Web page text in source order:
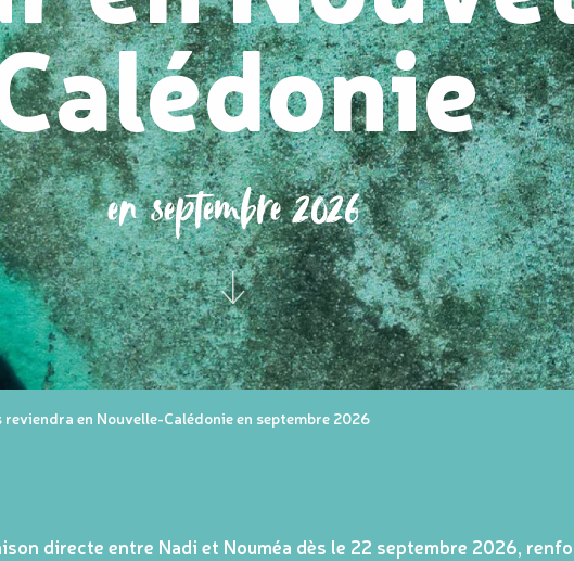
en septembre 2026
en Nouvelle-Calédonie en septembre 2026
directe entre Nadi et Nouméa dès le 22 septembre 2026,